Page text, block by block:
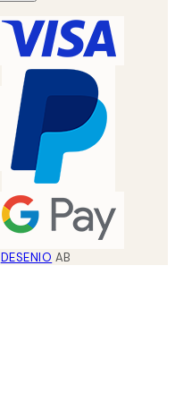
DESENIO AB